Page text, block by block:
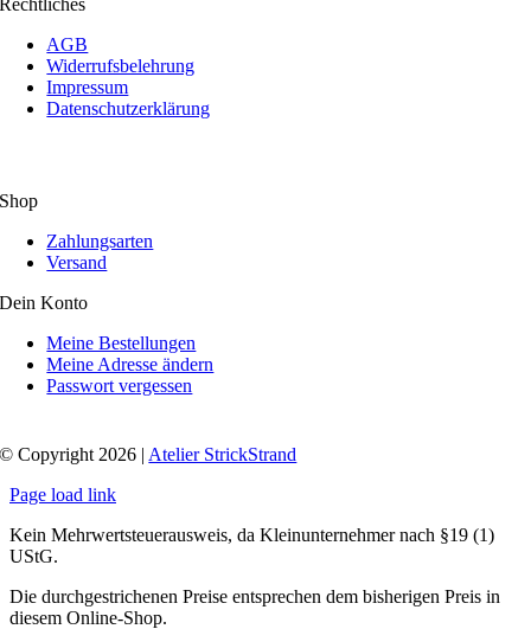
Rechtliches
AGB
Widerrufsbelehrung
Impressum
Datenschutzerklärung
Shop
Zahlungsarten
Versand
Dein Konto
Meine Bestellungen
Meine Adresse ändern
Passwort vergessen
© Copyright 2026 | Atelier StrickStrand
Page load link
Kein Mehrwertsteuerausweis, da Kleinunternehmer nach §19 (1)
UStG.
Die durchgestrichenen Preise entsprechen dem bisherigen Preis in
diesem Online-Shop.